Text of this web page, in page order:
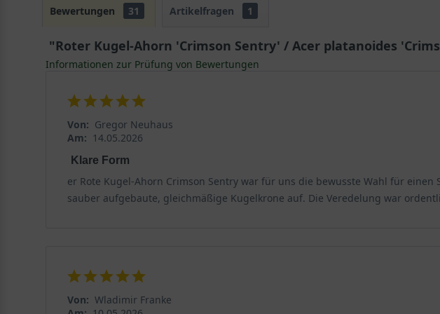
Kräftiges Wurzelsystem mit vielen Feinwurzeln
garantieren damit ein gutes Wachstum.
Der Acer platanoides ’Crimson Sentry‘ bevorzugt einen sonnigen Standort
bereiten ihm keine größeren Schwierigkeiten. Allerdings färbt sich das
Sehr widerstandsfähig gegen Frost
Der rote Kugelahorn ist, wiealle Ahornsorten, absolut widerstandsfähig gegen
sogar den Einfluss von Streusalz. Im tristen Winter überzeugt er mit der
ermöglichen beispielsweise die Nutzung auf beengtem Raumangebot. Die
Kugelahorn vermag es auch in Kübelhaltung einen Innenhof oder eine
Bewertungen 31 Artikelfragen 1
"Roter Kugel-Ahorn 'Crimson Sentry' / Acer platanoides
Informationen zur Prüfung von Bewertungen
Von: Gregor Neuhaus
Am: 14.05.2026
Klare Form
er Rote Kugel-Ahorn Crimson Sentry war für uns die bewusste Wahl für
sauber aufgebaute, gleichmäßige Kugelkrone auf. Die Veredelung war
Von: Wladimir Franke